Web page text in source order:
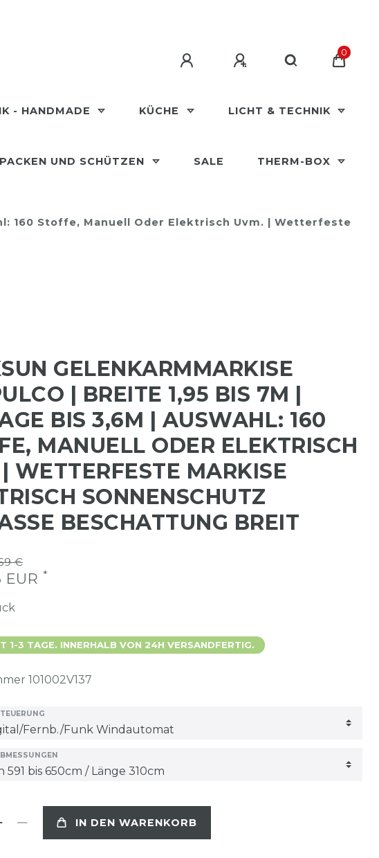
0
- HANDMADE KÜCHE LICHT & TECHNIK
PACKEN UND SCHÜTZEN SALE THERM-BOX
160 Stoffe, Manuell Oder Elektrisch Uvm. | Wetterfeste
GELENKARMMARKISE
| BREITE 1,95 BIS 7M |
BIS 3,6M | AUSWAHL: 160
MANUELL ODER ELEKTRISCH
WETTERFESTE MARKISE
SONNENSCHUTZ
BESCHATTUNG BREIT
€
EUR *
1-3 TAGE. INNERHALB VON 24H VERSANDFERTIG.
101002V137
IN DEN WARENKORB